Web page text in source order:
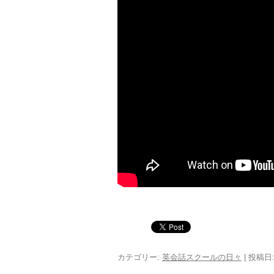
カテゴリー: 英会話スクールの日々 | 投稿